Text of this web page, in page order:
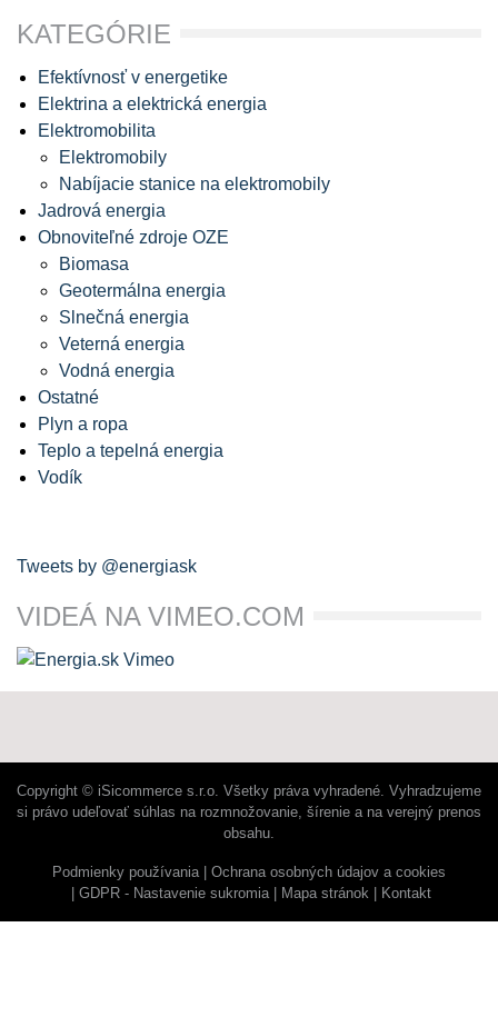
KATEGÓRIE
Efektívnosť v energetike
Elektrina a elektrická energia
Elektromobilita
Elektromobily
Nabíjacie stanice na elektromobily
Jadrová energia
Obnoviteľné zdroje OZE
Biomasa
Geotermálna energia
Slnečná energia
Veterná energia
Vodná energia
Ostatné
Plyn a ropa
Teplo a tepelná energia
Vodík
Tweets by @energiask
VIDEÁ NA VIMEO.COM
Copyright © iSicommerce s.r.o. Všetky práva vyhradené. Vyhradzujeme
si právo udeľovať súhlas na rozmnožovanie, šírenie a na verejný prenos
obsahu.
Podmienky používania
Ochrana osobných údajov a cookies
GDPR - Nastavenie sukromia
Mapa stránok Kontakt